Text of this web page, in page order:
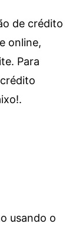
de crédito
online,
Para
usando o